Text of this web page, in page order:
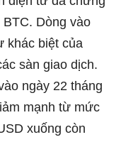
Dòng vào
khác biệt của
sàn giao dịch.
ngày 22 tháng
mạnh từ mức
xuống còn